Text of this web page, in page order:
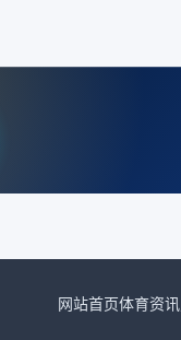
网站首页体育资讯